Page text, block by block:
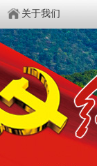
关于我们